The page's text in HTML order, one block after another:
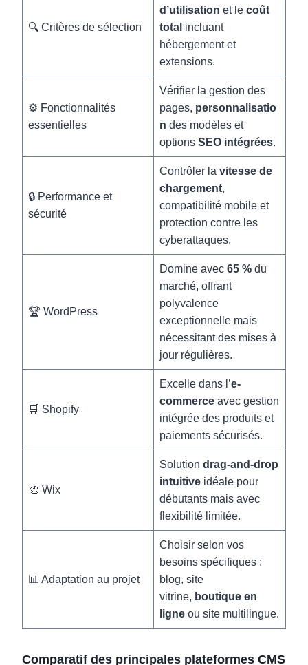
🔍 Critères de sélection
d’utilisation et le coût
total incluant
hébergement et
extensions.
⚙️ Fonctionnalités
essentielles
Vérifier la gestion des
pages, personnalisatio
n des modèles et
options SEO intégrées.
🔒 Performance et
sécurité
Contrôler la vitesse de
chargement,
compatibilité mobile et
protection contre les
cyberattaques.
🏆 WordPress
Domine avec 65 % du
marché, offrant
polyvalence
exceptionnelle mais
nécessitant des mises à
jour régulières.
🛒 Shopify
Excelle dans l’e-
commerce avec gestion
intégrée des produits et
paiements sécurisés.
🎨 Wix
Solution drag-and-drop
intuitive idéale pour
débutants mais avec
flexibilité limitée.
📊 Adaptation au projet
Choisir selon vos
besoins spécifiques :
blog, site
vitrine, boutique en
ligne ou site multilingue.
Comparatif des principales plateformes CMS